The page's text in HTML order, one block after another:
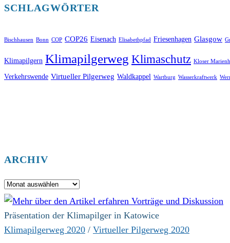
SCHLAGWÖRTER
Bischhausen Bonn COP COP26 Eisenach Elisabethpfad Friesenhagen Glasgow
Klimapilgern Klimapilgerweg Klimaschutz Kloser
Verkehrswende Virtueller Pilgerweg Waldkappel Wartburg Wasserkraftwerk
ARCHIV
Archiv
Präsentation der Klimapilger in Katowice
Klimapilgerweg 2020 / Virtueller Pilgerweg 2020